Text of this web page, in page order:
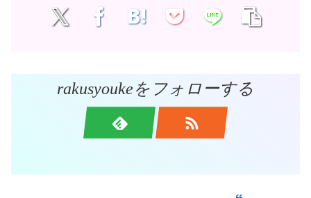
rakusyoukeをフォローする